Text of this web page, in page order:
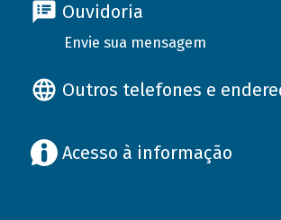
Ouvidoria
Envie sua mensagem
Outros telefones e
Acesso à informação